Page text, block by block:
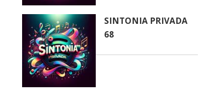
SINTONIA PRIVADA
68